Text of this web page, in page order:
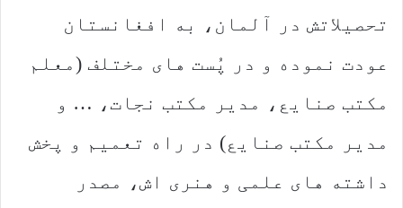
تحصیلاتش در آلمان، به افغانستان
عودت نموده و در پُست های مختلف (معلم
مکتب صنایع، مدیر مکتب نجات، … و
مدیر مکتب صنایع) در راه تعمیم و پخش
داشته های علمی و هنری اش، مصدر